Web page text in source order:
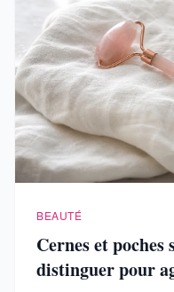
BEAUTÉ
Cernes et poches
distinguer pour